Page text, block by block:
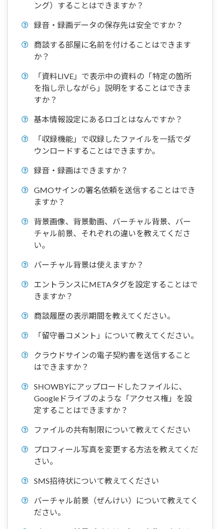
ング）することはできますか？
録音・録画データの保存先は安全ですか？
商談する部屋に名前を付けることはできます
か？
「資料LIVE」で表示中の資料の「特定の箇所
を指し示しながら」説明をすることはできま
すか？
基本情報設定にあるロゴとはなんですか？
「収録機能」で収録したファイルを一括でダ
ウンロードすることはできますか。
録音・録画はできますか？
GMOサインの署名依頼を送信することはでき
ますか？
背景画像、背景動画、バーチャル背景、バー
チャル前景、それぞれの違いを教えてくださ
い。
バーチャル背景は使えますか？
エントランスにMETAタグを設定することはで
きますか？
商談履歴の表示期間を教えてください。
「留守番コメント」について教えてください。
クラウドサインの電子契約書を送信すること
はできますか？
SHOWBYにアップロードしたファイルに、
Googleドライブのような「アクセス権」を設
定することはできますか？
ファイルの共有制限について教えてください
プロフィール写真を変更する方法を教えてくだ
さい。
SMS招待状について教えてください
バーチャル前景（ぜんけい）について教えてく
ださい。